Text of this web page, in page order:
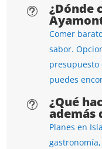
t ¿Dónde
Comer
sabor.
presupuesto
puedes
t ¿Qué
además
Planes en